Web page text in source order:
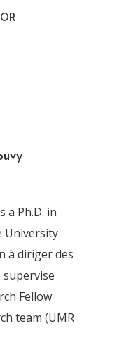
2011
a Ph.D. in
University
à diriger des
Fellow
team (UMR